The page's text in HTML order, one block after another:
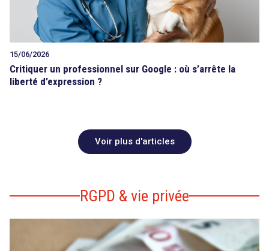
15/06/2026
Critiquer un professionnel sur Google : où s’arrête la
liberté d’expression ?
Voir plus d'articles
RGPD & vie privée